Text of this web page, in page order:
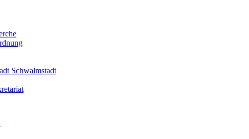
Schwalmstadt